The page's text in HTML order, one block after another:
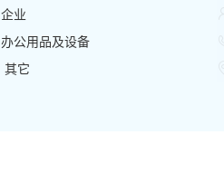
企业
办公用品及设备
其它